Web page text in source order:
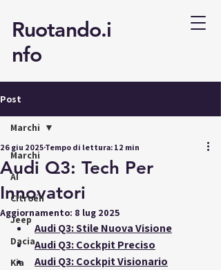
Ruotando.i
nfo
Post
Marchi
AI
Citroën
Jeep
Dacia
Kia
Marchi
Audi Q3: Tech Per
Innovatori
26 giu 2025Tempo di lettura: 12 min
Aggiornamento: 8 lug 2025
Audi Q3: Stile Nuova Visione
Audi Q3: Cockpit Preciso
Audi Q3: Cockpit Visionario